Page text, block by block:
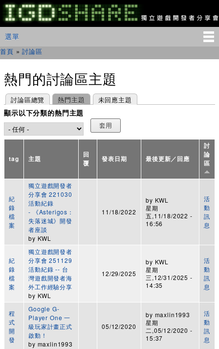
移
至
主
IGDSHARE
獨
遊
發
會
主選單
選單
您在這裡
首頁 »討論區
熱門的討論區主題
主要索引標籤
討論區總覽 熱門主題
(作用中頁籤) 未回應主題
顯示以下分類的熱門主題
tag 主題
回
覆
發表日期 最後更新／回應
討
論
區
紀
錄
檔
案
獨立遊戲開發者
分享會 221030
活動紀錄
- 《Asterigos：
失落迷城》開發
者座談
by KWL
11/18/2022
by KWL
星期
五,11/18/2022 -
16:56
活
動
訊
息
紀
錄
檔
案
獨立遊戲開發者
分享會 251129
活動紀錄 -- 台
灣遊戲開發者海
外工作經驗分享
by KWL
12/29/2025
by KWL
星期
三,12/31/2025 -
14:35
活
動
訊
息
程
式
開
發
Google G-
Player One 一
級玩家計畫正式
啟動！
by maxlin1993
05/12/2020
by maxlin1993
星期
二,05/12/2020 -
15:37
活
動
訊
息